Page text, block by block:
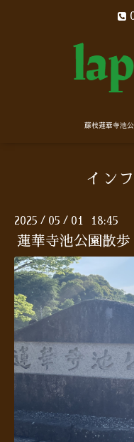
藤枝蓮華寺池
イン
2025 / 05 / 01 18:45
蓮華寺池公園散歩